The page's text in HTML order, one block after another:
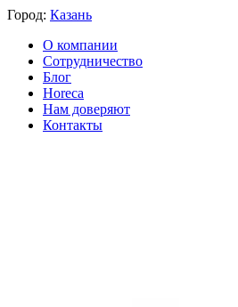
Город: Казань
О компании
Сотрудничество
Блог
Horeca
Нам доверяют
Контакты